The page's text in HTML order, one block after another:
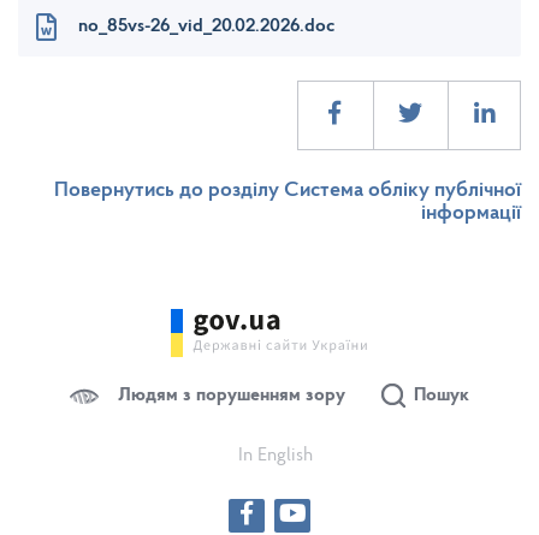
no_85vs-26_vid_20.02.2026.doc
Повернутись до розділу Система обліку публічної
інформації
Людям з порушенням зору Пошук
In English